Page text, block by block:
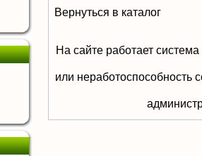
Вернуться в каталог
На сайте работает
или неработоспособность